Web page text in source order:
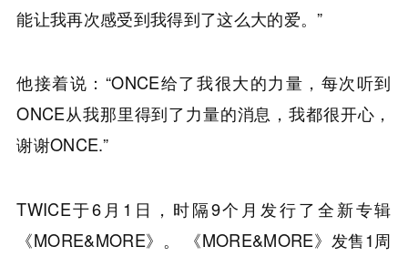
能让我再次感受到我得到了这么大的爱。”
他接着说：“ONCE给了我很大的力量，每次听到
ONCE从我那里得到了力量的消息，我都很开心，
谢谢ONCE.”
TWICE于6月1日，时隔9个月发行了全新专辑
《MORE&MORE》。 《MORE&MORE》发售1周